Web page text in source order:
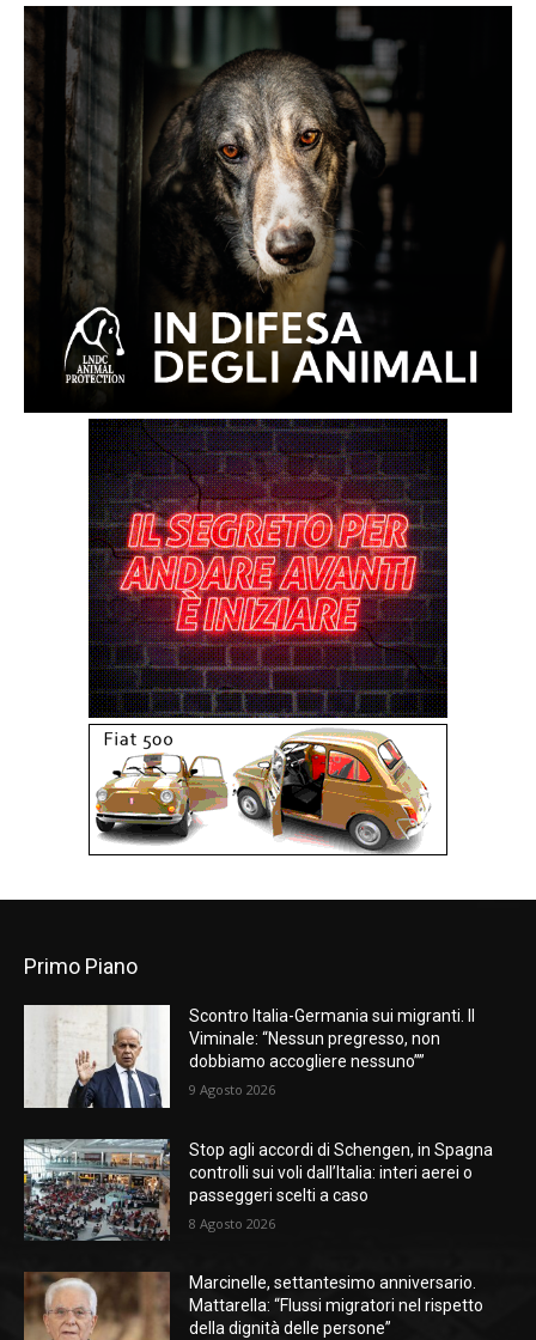
Primo Piano
Scontro Italia-Germania sui migranti. Il
Viminale: “Nessun pregresso, non
dobbiamo accogliere nessuno””
9 Agosto 2026
Stop agli accordi di Schengen, in Spagna
controlli sui voli dall’Italia: interi aerei o
passeggeri scelti a caso
8 Agosto 2026
Marcinelle, settantesimo anniversario.
Mattarella: “Flussi migratori nel rispetto
della dignità delle persone”